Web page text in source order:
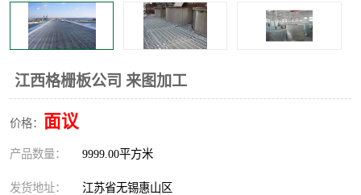
江西格栅板公司 来图加工
价格： 面议
产品数量： 9999.00平方米
发货地址： 江苏省无锡惠山区